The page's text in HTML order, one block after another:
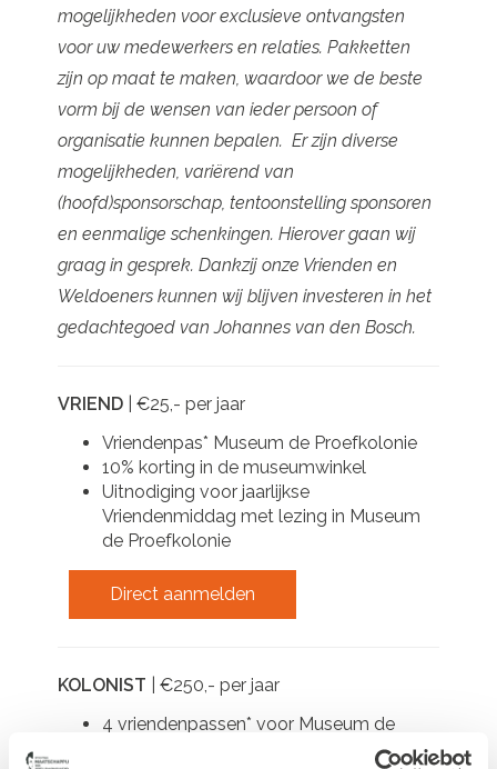
mogelijkheden voor exclusieve ontvangsten
voor uw medewerkers en relaties. Pakketten
zijn op maat te maken, waardoor we de beste
vorm bij de wensen van ieder persoon of
organisatie kunnen bepalen. Er zijn diverse
mogelijkheden, variërend van
(hoofd)sponsorschap, tentoonstelling sponsoren
en eenmalige schenkingen. Hierover gaan wij
graag in gesprek. Dankzij onze Vrienden en
Weldoeners kunnen wij blijven investeren in het
gedachtegoed van Johannes van den Bosch.
VRIEND | €25,- per jaar
Vriendenpas* Museum de Proefkolonie
10% korting in de museumwinkel
Uitnodiging voor jaarlijkse
Vriendenmiddag met lezing in Museum
de Proefkolonie
Direct aanmelden
KOLONIST | €250,- per jaar
4 vriendenpassen* voor Museum de